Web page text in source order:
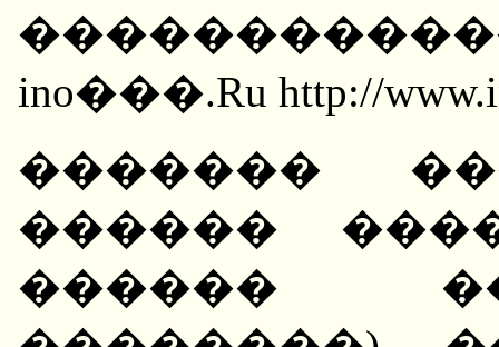
ino���.Ru http://
�������
������
������